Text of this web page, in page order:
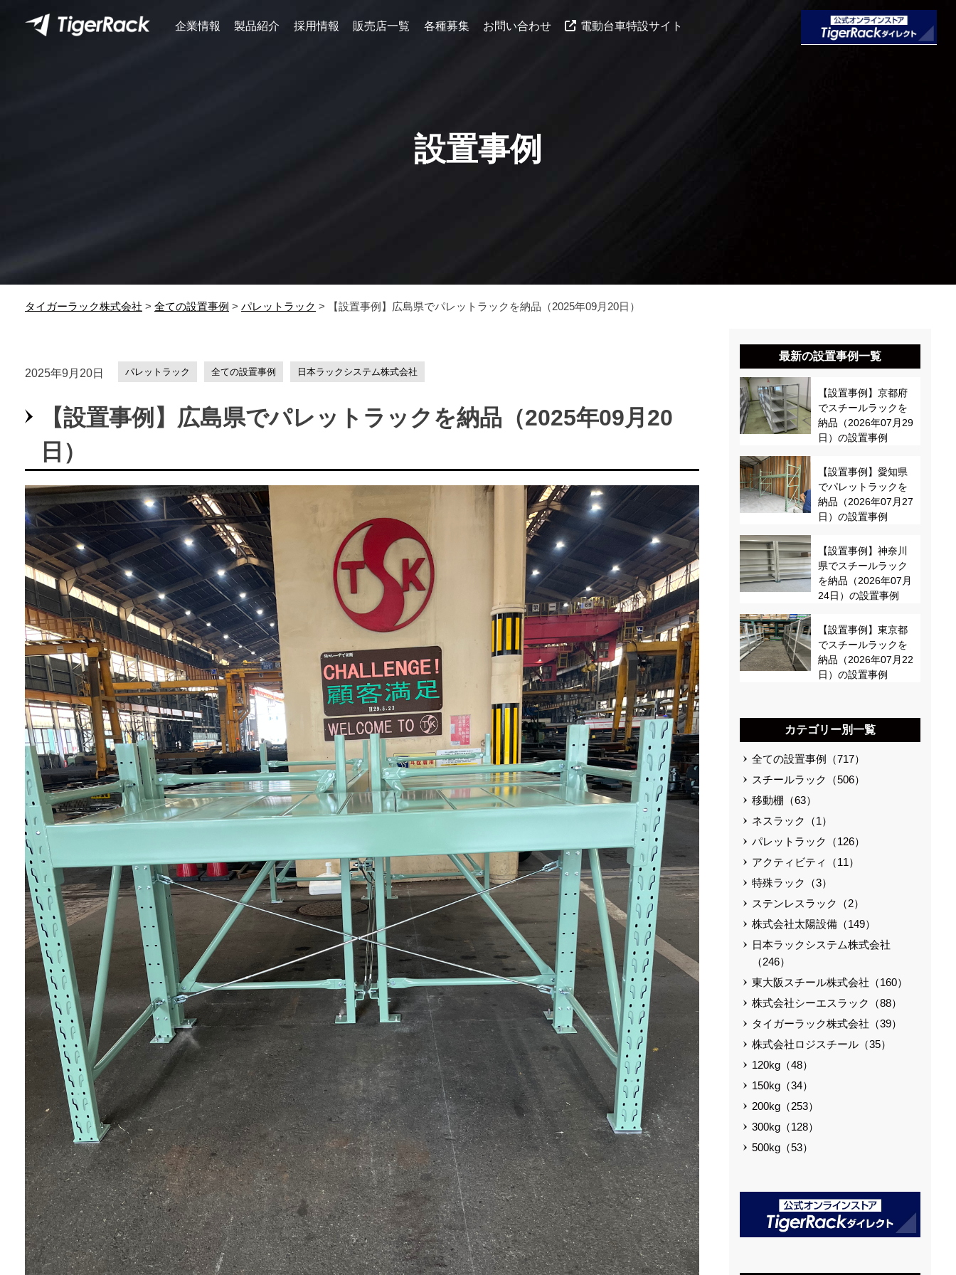
企業情報 製品紹介 採用情報 販売店一覧 各種募集 お問い合わせ 電動台車特設サイト
設置事例
タイガーラック株式会社 > 全ての設置事例 > パレットラック > 【設置事例】広島県でパレットラックを納品（2025年09月20日）
2025年9月20日 パレットラック 全ての設置事例 日本ラックシステム株式会社
【設置事例】広島県でパレットラックを納品（2025年09月20
日）
最新の設置事例一覧
【設置事例】京都府
でスチールラックを
納品（2026年07月29
日）の設置事例
【設置事例】愛知県
でパレットラックを
納品（2026年07月27
日）の設置事例
【設置事例】神奈川
県でスチールラック
を納品（2026年07月
24日）の設置事例
【設置事例】東京都
でスチールラックを
納品（2026年07月22
日）の設置事例
カテゴリー別一覧
全ての設置事例（717）
スチールラック（506）
移動棚（63）
ネスラック（1）
パレットラック（126）
アクティビティ（11）
特殊ラック（3）
ステンレスラック（2）
株式会社太陽設備（149）
日本ラックシステム株式会社
（246）
東大阪スチール株式会社（160）
株式会社シーエスラック（88）
タイガーラック株式会社（39）
株式会社ロジスチール（35）
120kg（48）
150kg（34）
200kg（253）
300kg（128）
500kg（53）